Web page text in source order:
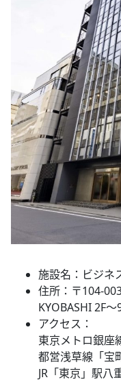
施設名：ビジネ
住所：〒104-
KYOBASHI 2F～
アクセス：
東京メトロ銀座
都営浅草線「宝
JR「東京」駅八